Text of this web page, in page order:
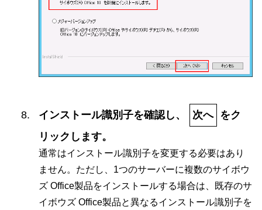
インストール識別子を確認し、 次へ をク
リックします。
通常はインストール識別子を変更する必要はあり
ません。ただし、1つのサーバーに複数のサイボウ
ズ Office製品をインストールする場合は、既存のサ
イボウズ Office製品と異なるインストール識別子を